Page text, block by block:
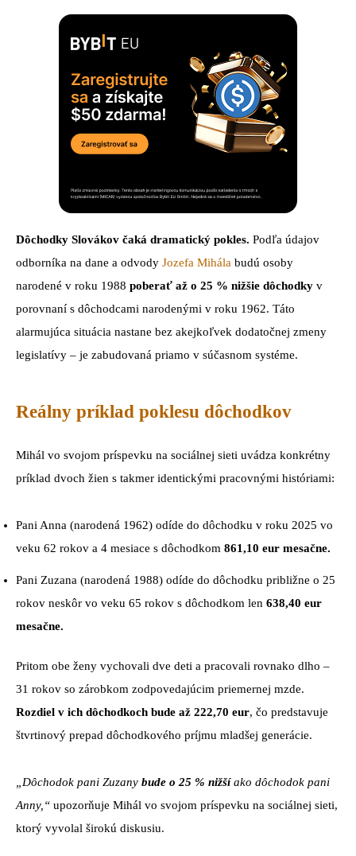
Dôchodky Slovákov čaká dramatický pokles. Podľa údajov
odborníka na dane a odvody Jozefa Mihála budú osoby
narodené v roku 1988 poberať až o 25 % nižšie dôchodky v
porovnaní s dôchodcami narodenými v roku 1962. Táto
alarmujúca situácia nastane bez akejkoľvek dodatočnej zmeny
legislatívy – je zabudovaná priamo v súčasnom systéme.
Reálny príklad poklesu dôchodkov
Mihál vo svojom príspevku na sociálnej sieti uvádza konkrétny
príklad dvoch žien s takmer identickými pracovnými históriami:
Pani Anna (narodená 1962) odíde do dôchodku v roku 2025 vo
veku 62 rokov a 4 mesiace s dôchodkom 861,10 eur mesačne.
Pani Zuzana (narodená 1988) odíde do dôchodku približne o 25
rokov neskôr vo veku 65 rokov s dôchodkom len 638,40 eur
mesačne.
Pritom obe ženy vychovali dve deti a pracovali rovnako dlho –
31 rokov so zárobkom zodpovedajúcim priemernej mzde.
Rozdiel v ich dôchodkoch bude až 222,70 eur, čo predstavuje
štvrtinový prepad dôchodkového príjmu mladšej generácie.
„Dôchodok pani Zuzany bude o 25 % nižšíako dôchodok pani
Anny,“ upozorňuje Mihál vo svojom príspevku na sociálnej sieti,
ktorý vyvolal širokú diskusiu.